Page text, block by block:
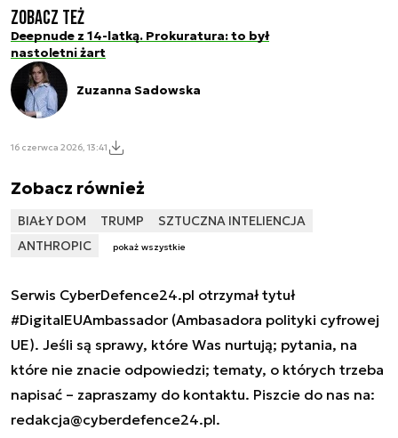
Zobacz też
Deepnude z 14-latką. Prokuratura: to był
nastoletni żart
Zuzanna Sadowska
16 czerwca 2026, 13:41
Zobacz również
BIAŁY DOM TRUMP
SZTUCZNA INTELIENCJA
ANTHROPIC
pokaż wszystkie
Serwis CyberDefence24.pl otrzymał tytuł
#DigitalEUAmbassador (Ambasadora polityki cyfrowej
UE). Jeśli są sprawy, które Was nurtują; pytania, na
które nie znacie odpowiedzi; tematy, o których trzeba
napisać – zapraszamy do kontaktu. Piszcie do nas na:
redakcja@cyberdefence24.pl.